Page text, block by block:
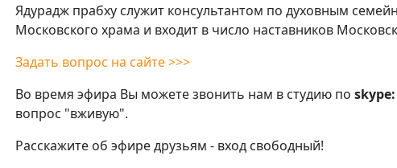
Ядурадж прабху служит консультантом по духовным
Московского храма и входит в число наставников
Задать вопрос на сайте >>>
Во время эфира Вы можете звонить нам в студию по
вопрос "вживую".
Расскажите об эфире друзьям - вход свободный!